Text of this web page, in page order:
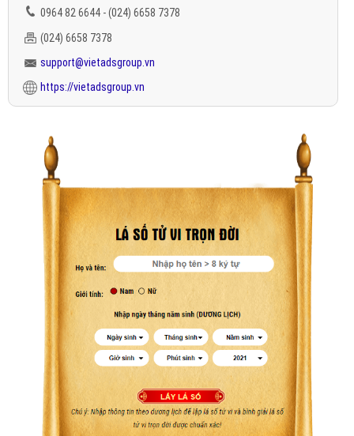
0964 82 6644 - (024) 6658 7378
(024) 6658 7378
support@vietadsgroup.vn
https://vietadsgroup.vn